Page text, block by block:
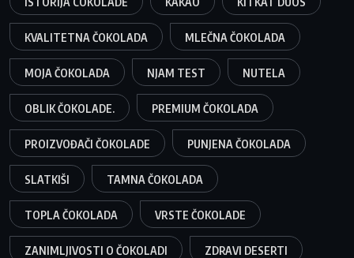
KVALITETNA ČOKOLADA MLEČNA ČOKOLADA
MOJA ČOKOLADA NJAM TEST NUTELA
OBLIK ČOKOLADE. PREMIUM ČOKOLADA
PROIZVOĐAČI ČOKOLADE PUNJENA ČOKOLADA
SLATKIŠI TAMNA ČOKOLADA
TOPLA ČOKOLADA VRSTE ČOKOLADE
ZANIMLJIVOSTI O ČOKOLADI ZDRAVI DESERTI